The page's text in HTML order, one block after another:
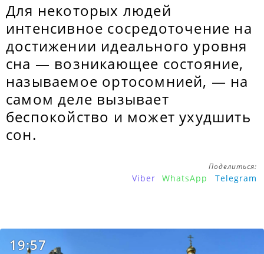
Для некоторых людей
интенсивное сосредоточение на
достижении идеального уровня
сна — возникающее состояние,
называемое ортосомнией, — на
самом деле вызывает
беспокойство и может ухудшить
сон.
Поделиться:
Viber WhatsApp Telegram
19:57